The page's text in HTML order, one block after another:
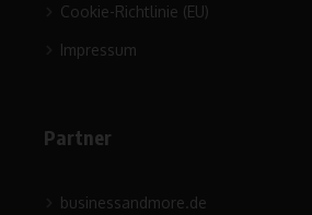
Cookie-Richtlinie (EU)
Impressum
Partner
businessandmore.de